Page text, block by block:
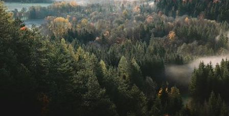
Âge des enfants
Les 6/9 ans Les 10/13 ans
Les 14/16 ans